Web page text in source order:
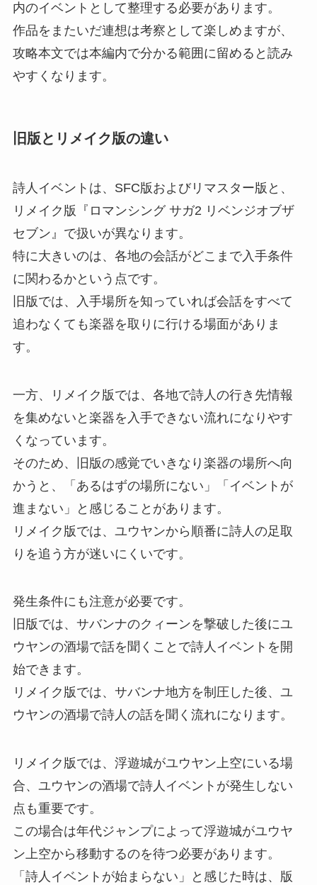
内のイベントとして整理する必要があります。
作品をまたいだ連想は考察として楽しめますが、
攻略本文では本編内で分かる範囲に留めると読み
やすくなります。
旧版とリメイク版の違い
詩人イベントは、SFC版およびリマスター版と、
リメイク版『ロマンシング サガ2 リベンジオブザ
セブン』で扱いが異なります。
特に大きいのは、各地の会話がどこまで入手条件
に関わるかという点です。
旧版では、入手場所を知っていれば会話をすべて
追わなくても楽器を取りに行ける場面がありま
す。
一方、リメイク版では、各地で詩人の行き先情報
を集めないと楽器を入手できない流れになりやす
くなっています。
そのため、旧版の感覚でいきなり楽器の場所へ向
かうと、「あるはずの場所にない」「イベントが
進まない」と感じることがあります。
リメイク版では、ユウヤンから順番に詩人の足取
りを追う方が迷いにくいです。
発生条件にも注意が必要です。
旧版では、サバンナのクィーンを撃破した後にユ
ウヤンの酒場で話を聞くことで詩人イベントを開
始できます。
リメイク版では、サバンナ地方を制圧した後、ユ
ウヤンの酒場で詩人の話を聞く流れになります。
リメイク版では、浮遊城がユウヤン上空にいる場
合、ユウヤンの酒場で詩人イベントが発生しない
点も重要です。
この場合は年代ジャンプによって浮遊城がユウヤ
ン上空から移動するのを待つ必要があります。
「詩人イベントが始まらない」と感じた時は、版